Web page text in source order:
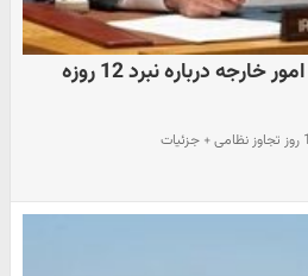
گزارش به‌روزشده‌ وزارت امور خارجه‌ درباره نبرد 12 روزه